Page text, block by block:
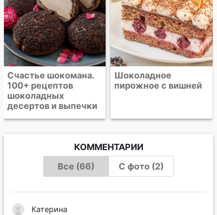
Шоколадное
пирожное с вишней
КОММЕНТАРИИ
Все (66)
С фото (2)
Катерина